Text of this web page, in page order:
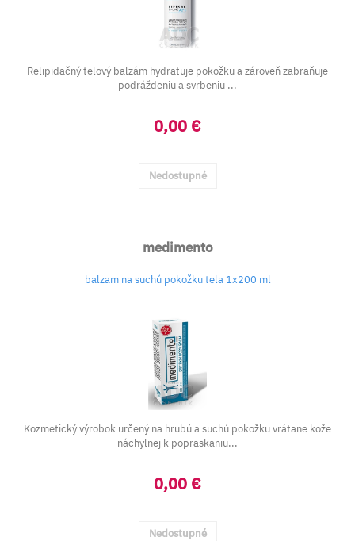
Relipidačný telový balzám hydratuje pokožku a zároveň zabraňuje
podráždeniu a svrbeniu ...
0,00 €
Nedostupné
medimento
balzam na suchú pokožku tela 1x200 ml
Kozmetický výrobok určený na hrubú a suchú pokožku vrátane kože
náchylnej k popraskaniu...
0,00 €
Nedostupné